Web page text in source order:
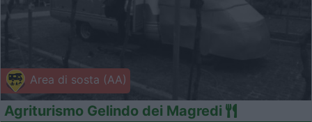
Area di sosta (AA)
Agriturismo Gelindo dei Magredi